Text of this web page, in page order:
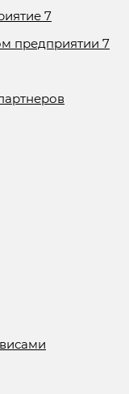
7
предприятии 7